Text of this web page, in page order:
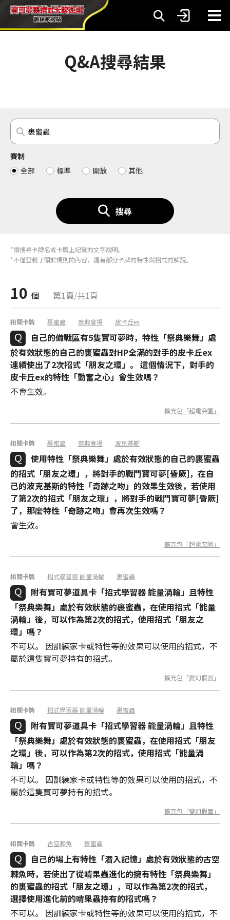
Q&A搜尋結果
賽制
全部
標準 開放 其他
搜尋
*請搜尋卡牌名或卡牌上記載的文字說明。
*不僅登載了關於規則的內容，還有部分卡牌的特性與招式的解說。
10 個 第1頁/共1頁
相關卡牌 裹蜜蟲 祭典會場 皮卡丘ex
自己的備戰區有5隻寶可夢時，特性「祭典樂舞」處
於有效狀態的自己的裹蜜蟲對HP全滿的對手的皮卡丘ex
連續使出了2次招式「朋友之環」。 這個情況下，對手的
皮卡丘ex的特性「‌‌勤奮之心」會生效嗎？
不會生效。
擴充包「超電突圍」
相關卡牌 裹蜜蟲 祭典會場 波克基斯
使用特性「祭典樂舞」處於有效狀態的自己的裹蜜蟲
的招式「朋友之環」，將對手的戰鬥寶可夢[昏厥]，在自
己的波克基斯的特性「奇跡之吻」的效果生效後，若使用
了第2次的招式「朋友之環」，將對手的戰鬥寶可夢[昏厥]
了，那麼特性「奇跡之吻」會再次生效嗎？
會生效。
擴充包「超電突圍」
相關卡牌 招式學習器 能量渦輪 裹蜜蟲
附有寶可夢道具卡「招式學習器 能量渦輪」且特性
「祭典樂舞」處於有效狀態的裹蜜蟲，在使用招式「能量
渦輪」後，可以作為第2次的招式，使用招式「朋友之
環」嗎？
不可以。 因訓練家卡或特性等的效果可以使用的招式，不
屬於這隻寶可夢持有的招式。
擴充包「變幻假面」
相關卡牌 招式學習器 能量渦輪 裹蜜蟲
附有寶可夢道具卡「招式學習器 能量渦輪」且特性
「祭典樂舞」處於有效狀態的裹蜜蟲，在使用招式「朋友
之環」後，可以作為第2次的招式，使用招式「能量渦
輪」嗎？
不可以。 因訓練家卡或特性等的效果可以使用的招式，不
屬於這隻寶可夢持有的招式。
擴充包「變幻假面」
相關卡牌 古空棘魚 裹蜜蟲
自己的場上有特性「潛入記憶」處於有效狀態的古空
棘魚時，若使出了從啃果蟲進化的擁有特性「祭典樂舞」
的裹蜜蟲的招式「朋友之環」，可以作為第2次的招式，
選擇使用進化前的啃果蟲持有的招式嗎？
不可以。 因訓練家卡或特性等的效果可以使用的招式，不